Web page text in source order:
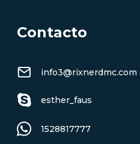
Contacto
info3@rixnerdmc.com
esther_faus
1528817777